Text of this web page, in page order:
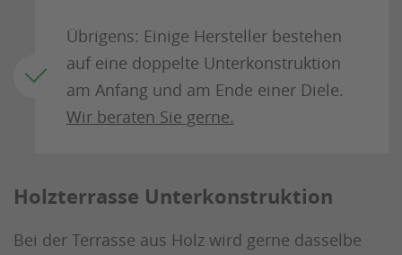
Übrigens: Einige Hersteller bestehen
auf eine doppelte Unterkonstruktion
am Anfang und am Ende einer Diele.
Wir beraten Sie gerne.
Holzterrasse Unterkonstruktion
Bei der Terrasse aus Holz wird gerne dasselbe